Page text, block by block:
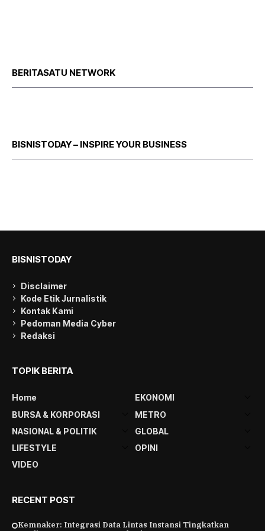
BERITASATU NETWORK
BISNISTODAY – INSPIRE YOUR BUSINESS
BISNISTODAY
Disclaimer
Kode Etik Jurnalistik
Kontak Kami
Pedoman Media Cyber
Redaksi
TOPIK BERITA
Home
EKONOMI
BURSA & KORPORASI
METRO
NASIONAL & POLITIK
GLOBAL
LIFESTYLE
OPINI
VIDEO
RECENT POST
Kemnaker: Integrasi Data Lintas Instansi Tingkatkan